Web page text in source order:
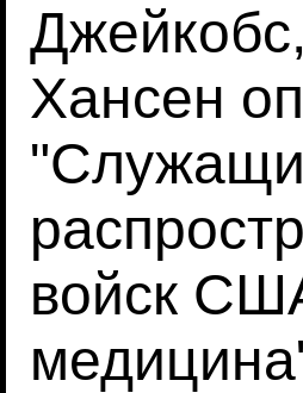
Хансен
войск